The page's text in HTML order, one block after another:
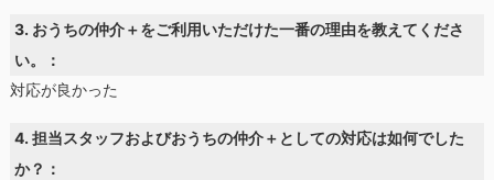
3. おうちの仲介＋をご利用いただけた一番の理由を教えてくださ
い。：
対応が良かった
4. 担当スタッフおよびおうちの仲介＋としての対応は如何でした
か？：